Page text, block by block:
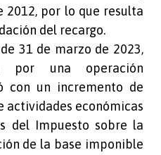
2012, por lo que resulta
del recargo.
31 de marzo de 2023,
por una operación
con un incremento de
actividades económicas
del Impuesto sobre la
de la base imponible